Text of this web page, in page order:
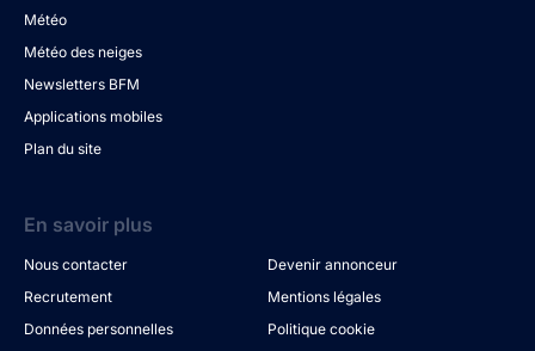
Météo
Météo des neiges
Newsletters BFM
Applications mobiles
Plan du site
En savoir plus
Nous contacter
Devenir annonceur
Recrutement
Mentions légales
Données personnelles
Politique cookie